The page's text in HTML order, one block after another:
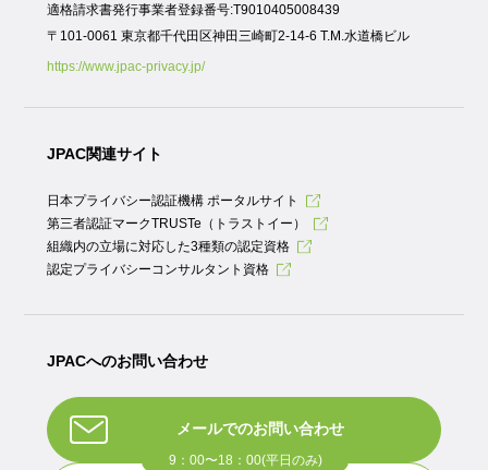
適格請求書発行事業者登録番号:T9010405008439
〒101-0061 東京都千代田区神田三崎町2-14-6 T.M.水道橋ビル
https://www.jpac-privacy.jp/
JPAC関連サイト
日本プライバシー認証機構 ポータルサイト
第三者認証マークTRUSTe（トラストイー）
組織内の立場に対応した3種類の認定資格
認定プライバシーコンサルタント資格
JPACへのお問い合わせ
メールでのお問い合わせ